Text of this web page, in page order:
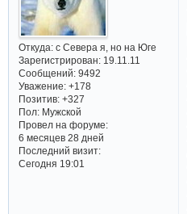
Откуда:с Севера я, но на Юге
Зарегистрирован: 19.11.11
Сообщений:9492
Уважение: +178
Позитив: +327
Пол:Мужской
Провел на форуме:
6 месяцев 28 дней
Последний визит:
Сегодня 19:01